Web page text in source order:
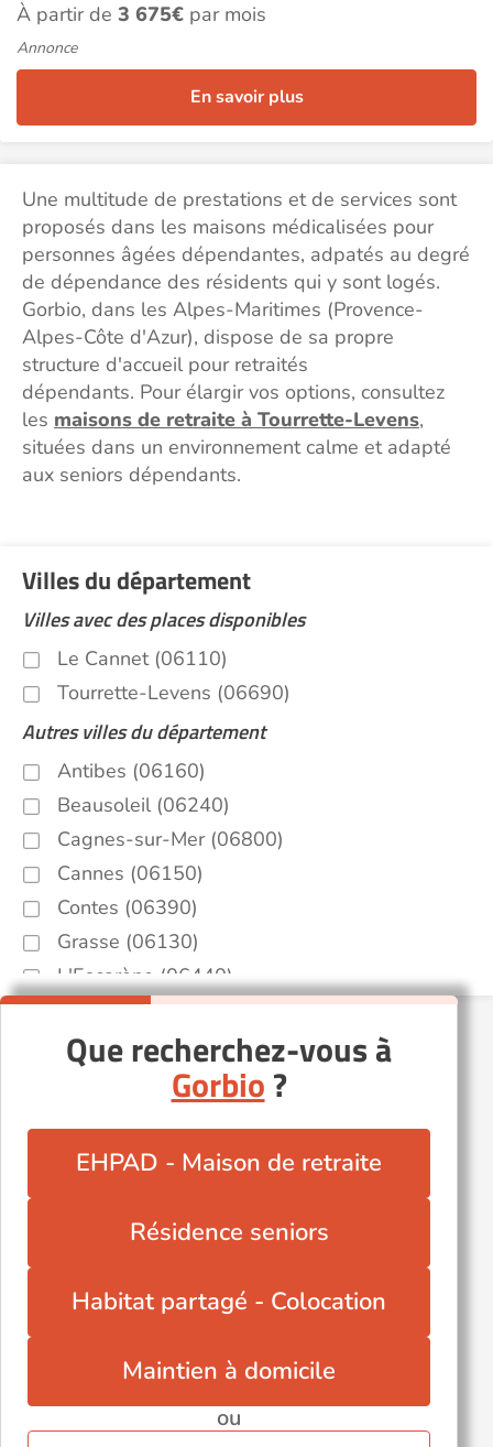
À partir de 3 675€ par mois
Annonce
En savoir plus
Une multitude de prestations et de services sont
proposés dans les maisons médicalisées pour
personnes âgées dépendantes, adpatés au degré
de dépendance des résidents qui y sont logés.
Gorbio, dans les Alpes-Maritimes (Provence-
Alpes-Côte d'Azur), dispose de sa propre
structure d'accueil pour retraités
dépendants. Pour élargir vos options, consultez
les maisons de retraite à Tourrette-Levens,
situées dans un environnement calme et adapté
aux seniors dépendants.
Villes du département
Villes avec des places disponibles
Le Cannet (06110)
Tourrette-Levens (06690)
Autres villes du département
Antibes (06160)
Beausoleil (06240)
Cagnes-sur-Mer (06800)
Cannes (06150)
Contes (06390)
Grasse (06130)
L'Escarène (06440)
La Trinité (06340)
Levens (06670)
Mouans-Sartoux (06370)
Nice (06000)
Pégomas (06580)
Roquefort-les-Pins (06330)
Saint-Jeannet (06640)
Vallauris (06220)
Que recherchez-vous à
Gorbio?
EHPAD - Maison de retraite
Résidence seniors
Habitat partagé - Colocation
Maintien à domicile
ou